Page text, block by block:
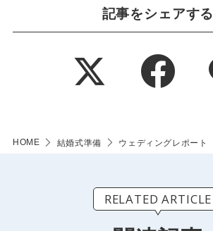
記事をシェアする
HOME 結婚式準備 ウェディングレポート
RELATED ARTICLE